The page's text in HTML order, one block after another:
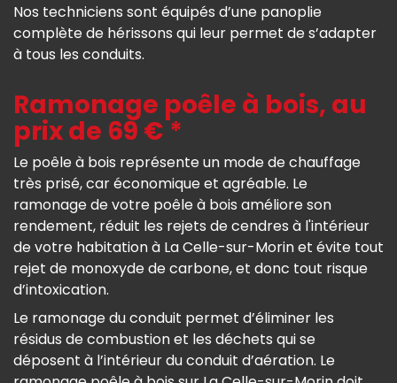
Nos techniciens sont équipés d’une panoplie
complète de hérissons qui leur permet de s’adapter
à tous les conduits.
Ramonage poêle à bois, au
prix de 69 € *
Le poêle à bois représente un mode de chauffage
très prisé, car économique et agréable. Le
ramonage de votre poêle à bois améliore son
rendement, réduit les rejets de cendres à l'intérieur
de votre habitation à La Celle-sur-Morin et évite tout
rejet de monoxyde de carbone, et donc tout risque
d’intoxication.
Le ramonage du conduit permet d’éliminer les
résidus de combustion et les déchets qui se
déposent à l’intérieur du conduit d’aération. Le